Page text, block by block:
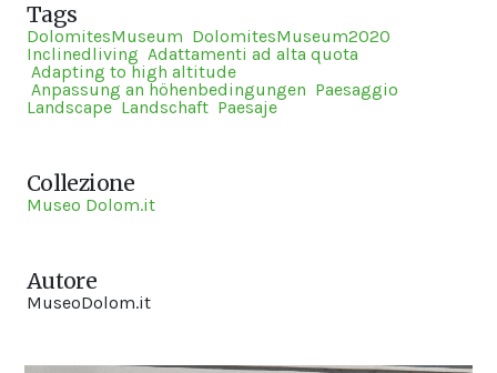
Tags
DolomitesMuseum DolomitesMuseum2020
Inclinedliving Adattamenti ad alta quota
Adapting to high altitude
Anpassung an höhenbedingungen Paesaggio
Landscape Landschaft Paesaje
Collezione
Museo Dolom.it
Autore
MuseoDolom.it